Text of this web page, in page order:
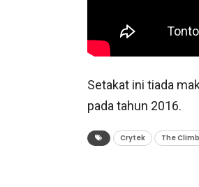
Setakat ini tiada
pada tahun 2016.
Crytek The Climb